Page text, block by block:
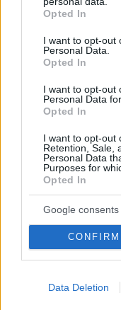
grant or deny
use your data for
consent section.
Opted In
I want to opt-out
Personal Data.
Opted In
I want to opt-out
Personal Data
Opted In
I want to opt-out
Retention, Sale,
Personal Data
Purposes for
Opted In
Google consents
CONFIRM
Data Deletion